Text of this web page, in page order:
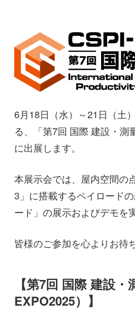
お問
会社情報
採用情報
IR情報
6月18日（水）～21日（土
る、「第7回 国際 建設・測
に出展します。
本展示会では、屋内空間の
3」に搭載するペイロード
ード」の展示およびデモを
皆様のご参加を心よりお待
【第7回 国際 建設
EXPO2025）】